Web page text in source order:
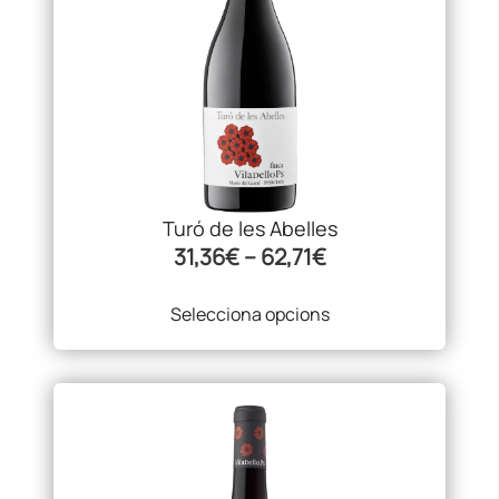
Turó de les Abelles
31,36€ – 62,71€Interval
preus:
31,36€
a
Selecciona opcions
Les
opcions
poden
triar
a
la
pàgina
del
producte
Aquest
producte
té